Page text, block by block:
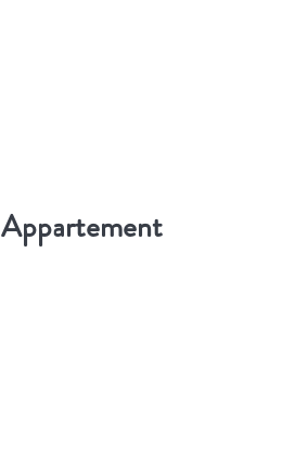
Appartement